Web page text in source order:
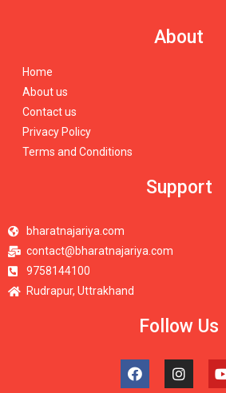
About
Home
About us
Contact us
Privacy Policy
Terms and Conditions
Support
bharatnajariya.com
contact@bharatnajariya.com
9758144100
Rudrapur, Uttrakhand
Follow Us